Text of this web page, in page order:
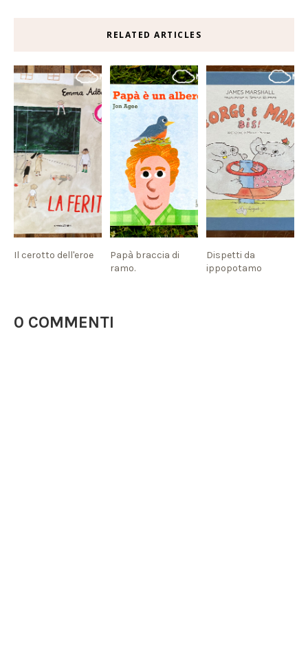
RELATED ARTICLES
Il cerotto dell'eroe
Papà braccia di
ramo.
Dispetti da
ippopotamo
0 COMMENTI